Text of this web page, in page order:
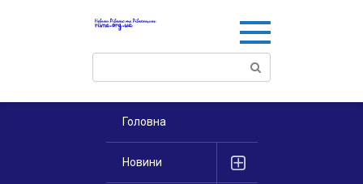
Поиск:
Головна
Новини